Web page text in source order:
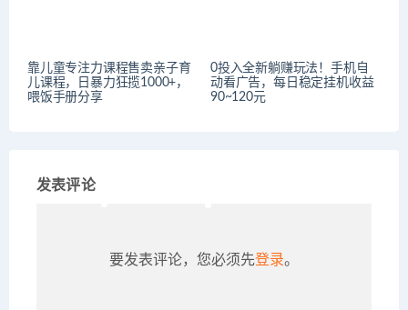
靠儿童专注力课程售卖亲子育
儿课程，日暴力狂揽1000+，
喂饭手册分享
0投入全新躺赚玩法！手机自
动看广告，每日稳定挂机收益
90~120元
发表评论
要发表评论，您必须先登录。